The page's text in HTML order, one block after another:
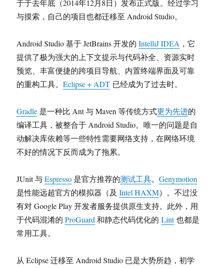
于于去年底（2014年12月8日）发布正式版。经过学习
与摸索，自己的项目也都迁移至 Android Studio。
Android Studio 基于 JetBrains 开发的IntelliJ IDEA ，它
提供了极为强大的上下文提示与代码补全、资源实时
预览、丰富便捷的跨项目导航、内置终端界面及可靠
的重构工具。Eclipse + ADT 已经成为了过去时。
Gradle 是一种比 Ant 与 Maven 等传统方式更为先进的
编译工具，被整合于 Android Studio。唯一的问题是自
动解决库依赖等一些特性需要网络支持，在网络环境
不好的情况下反而成为了拖累。
JUnit 与Espresso 是官方推荐的测试工具。Genymotion
是性能远超官方的模拟器（及Intel HAXM）。不过没
有对 Google Play 开发者服务提供原生支持。此外，用
于代码混淆的ProGuard 和静态代码优化的Lint也都是
常用工具。
从 Eclipse 迁移至 Android Studio 已是大势所趋，初学